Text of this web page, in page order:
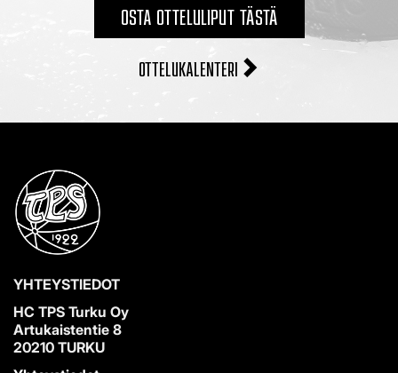
OSTA OTTELULIPUT TÄSTÄ
OTTELUKALENTERI
YHTEYSTIEDOT
HC TPS Turku Oy
Artukaistentie 8
20210 TURKU